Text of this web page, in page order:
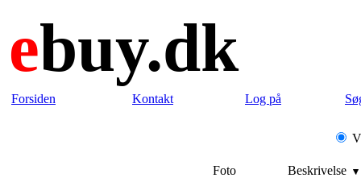
ebuy.dk
Forsiden Kontakt Log på
Foto Beskrivelse